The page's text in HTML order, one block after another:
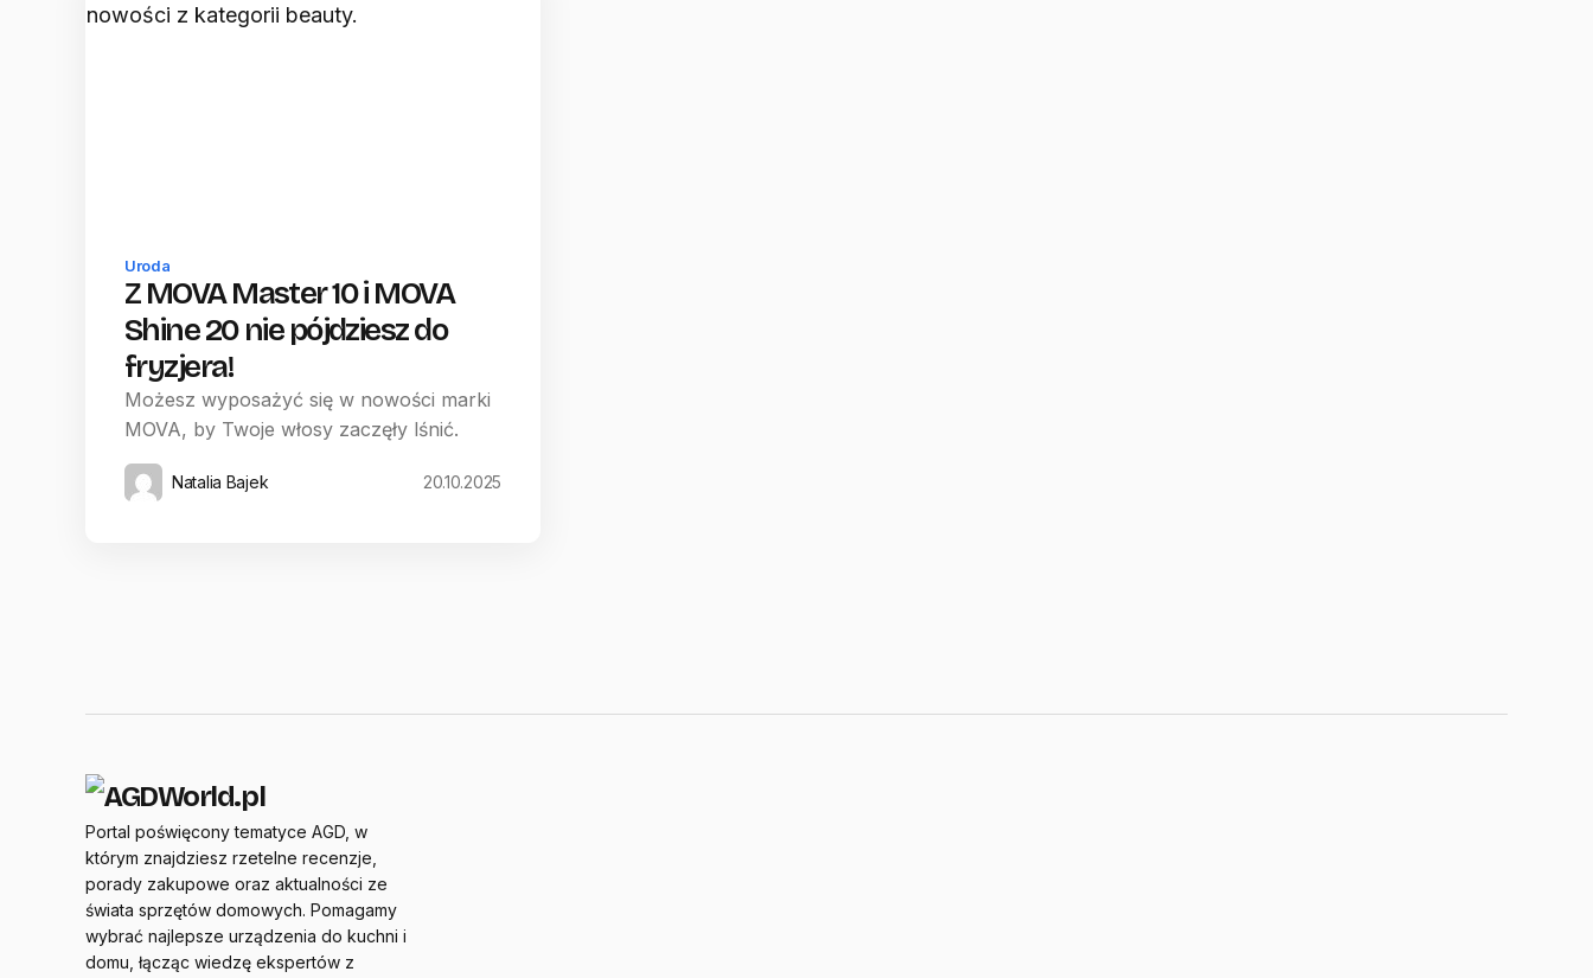
Uroda
Z MOVA Master 10 i MOVA
Shine 20 nie pójdziesz do
fryzjera!
Możesz wyposażyć się w nowości marki
MOVA, by Twoje włosy zaczęły lśnić.
Natalia Bajek 20.10.2025
Portal poświęcony tematyce AGD, w
którym znajdziesz rzetelne recenzje,
porady zakupowe oraz aktualności ze
świata sprzętów domowych. Pomagamy
wybrać najlepsze urządzenia do kuchni i
domu, łącząc wiedzę ekspertów z